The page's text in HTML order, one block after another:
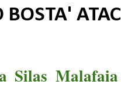
BOSTA'
Silas